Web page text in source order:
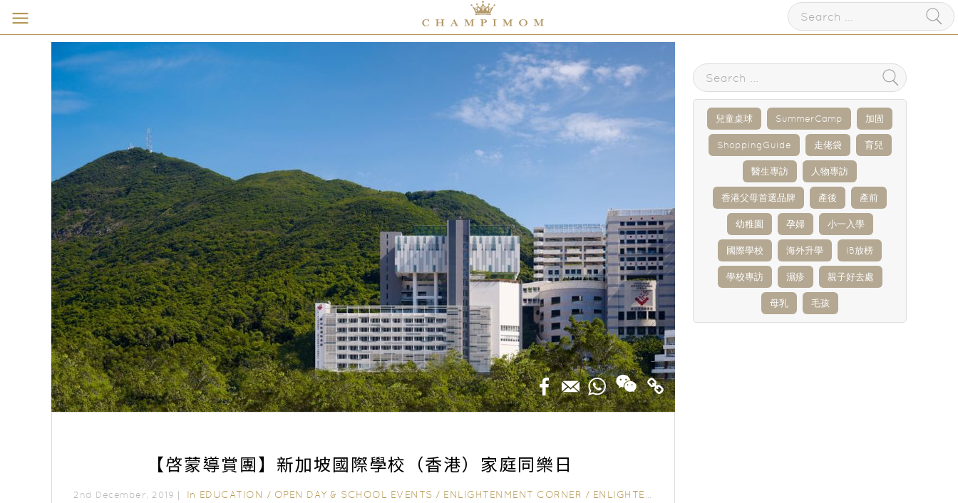
【啓蒙導賞團】新加坡國際學校（香港）家庭同樂日
2nd December, 2019｜ In EDUCATION / OPEN DAY & SCHOOL EVENTS / ENLIGHTENMENT CORNER / ENLIGHTENED TOUR
兒童桌球 SummerCamp 加固
ShoppingGuide 走佬袋 育兒
醫生專訪 人物專訪
香港父母首選品牌 產後 產前
幼稚園 孕婦 小一入學
國際學校 海外升學 IB放榜
學校專訪 濕疹 親子好去處
母乳 毛孩